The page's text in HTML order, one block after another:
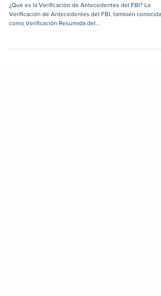
para Guayana
¿Qué es la Verificación de Antecedentes del FBI? La
Verificación de Antecedentes del FBI, también conocida